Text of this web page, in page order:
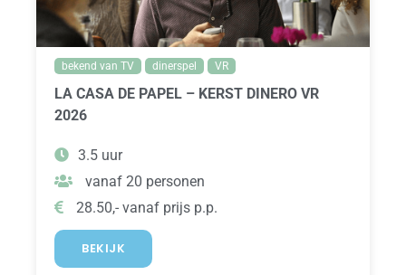
bekend van TV dinerspel VR
LA CASA DE PAPEL – KERST DINERO VR
2026
3.5 uur
vanaf 20 personen
28.50,- vanaf prijs p.p.
BEKIJK